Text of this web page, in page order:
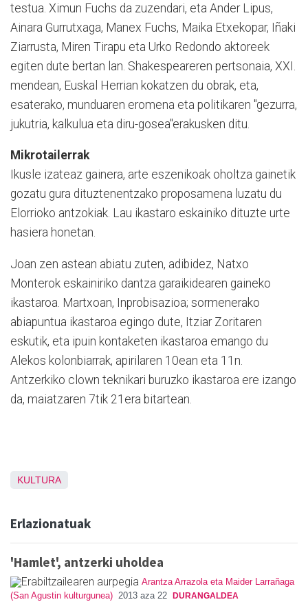
testua. Ximun Fuchs da zuzendari, eta Ander Lipus,
Ainara Gurrutxaga, Manex Fuchs, Maika Etxekopar, Iñaki
Ziarrusta, Miren Tirapu eta Urko Redondo aktoreek
egiten dute bertan lan. Shakespeareren pertsonaia, XXI.
mendean, Euskal Herrian kokatzen du obrak, eta,
esaterako, munduaren eromena eta politikaren "gezurra,
jukutria, kalkulua eta diru-gosea"erakusken ditu.
Mikrotailerrak
Ikusle izateaz gainera, arte eszenikoak oholtza gainetik
gozatu gura dituztenentzako proposamena luzatu du
Elorrioko antzokiak. Lau ikastaro eskainiko dituzte urte
hasiera honetan.
Joan zen astean abiatu zuten, adibidez, Natxo
Monterok eskainiriko dantza garaikidearen gaineko
ikastaroa. Martxoan, Inprobisazioa; sormenerako
abiapuntua ikastaroa egingo dute, Itziar Zoritaren
eskutik, eta ipuin kontaketen ikastaroa emango du
Alekos kolonbiarrak, apirilaren 10ean eta 11n.
Antzerkiko clown teknikari buruzko ikastaroa ere izango
da, maiatzaren 7tik 21era bitartean.
KULTURA
Erlazionatuak
'Hamlet', antzerki uholdea
Arantza Arrazola eta Maider Larrañaga
(San Agustin kulturgunea) 2013 aza 22 DURANGALDEA